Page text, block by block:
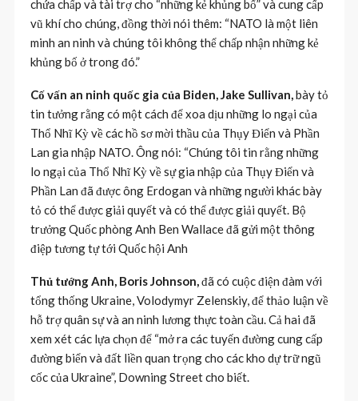
chứa chấp và tài trợ cho “những kẻ khủng bố” và cung cấp
vũ khí cho chúng, đồng thời nói thêm: “NATO là một liên
minh an ninh và chúng tôi không thể chấp nhận những kẻ
khủng bố ở trong đó.”
Cố vấn an ninh quốc gia của Biden, Jake Sullivan,bày tỏ
tin tưởng rằng có một cách để xoa dịu những lo ngại của
Thổ Nhĩ Kỳ về các hồ sơ mời thầu của Thụy Điển và Phần
Lan gia nhập NATO. Ông nói: “Chúng tôi tin rằng những
lo ngại của Thổ Nhĩ Kỳ về sự gia nhập của Thụy Điển và
Phần Lan đã được ông Erdogan và những người khác bày
tỏ có thể được giải quyết và có thể được giải quyết. Bộ
trưởng Quốc phòng Anh Ben Wallace đã gửi một thông
điệp tương tự tới Quốc hội Anh
Thủ tướng Anh, Boris Johnson,đã có cuộc điện đàm với
tổng thống Ukraine, Volodymyr Zelenskiy, để thảo luận về
hỗ trợ quân sự và an ninh lương thực toàn cầu. Cả hai đã
xem xét các lựa chọn để “mở ra các tuyến đường cung cấp
đường biển và đất liền quan trọng cho các kho dự trữ ngũ
cốc của Ukraine”, Downing Street cho biết.